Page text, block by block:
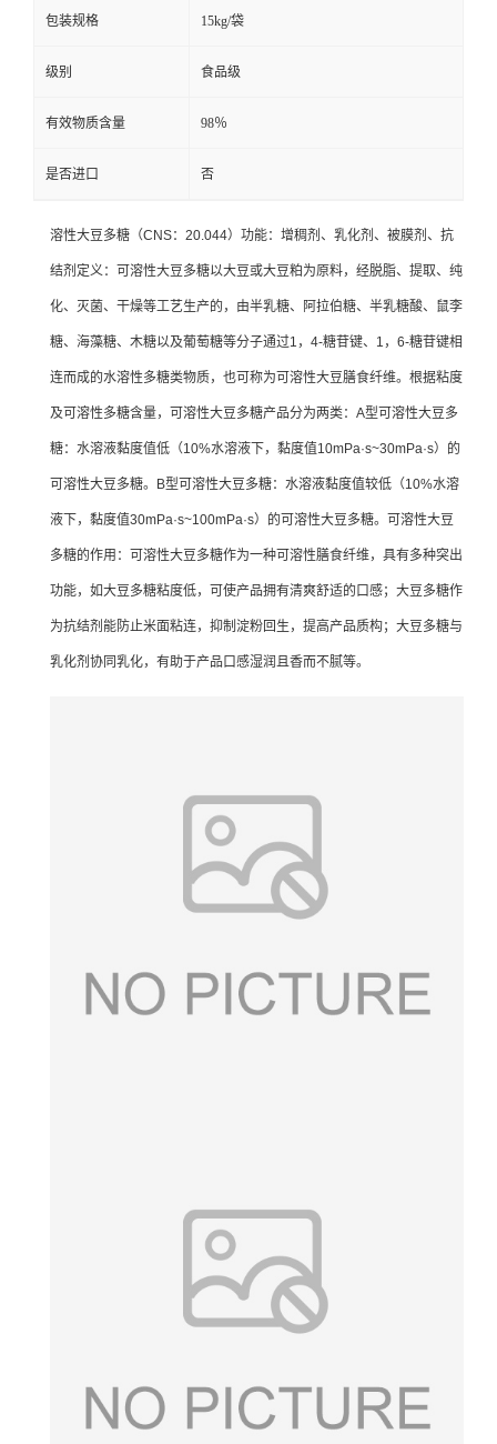
包装规格 15kg/袋
级别 食品级
有效物质含量 98％
是否进口 否
溶性大豆多糖（CNS：20.044）功能：增稠剂、乳化剂、被膜剂、抗
结剂定义：可溶性大豆多糖以大豆或大豆粕为原料，经脱脂、提取、纯
化、灭菌、干燥等工艺生产的，由半乳糖、阿拉伯糖、半乳糖酸、鼠李
糖、海藻糖、木糖以及葡萄糖等分子通过1，4-糖苷键、1，6-糖苷键相
连而成的水溶性多糖类物质，也可称为可溶性大豆膳食纤维。根据粘度
及可溶性多糖含量，可溶性大豆多糖产品分为两类：A型可溶性大豆多
糖：水溶液黏度值低（10%水溶液下，黏度值10mPa·s~30mPa·s）的
可溶性大豆多糖。B型可溶性大豆多糖：水溶液黏度值较低（10%水溶
液下，黏度值30mPa·s~100mPa·s）的可溶性大豆多糖。可溶性大豆
多糖的作用：可溶性大豆多糖作为一种可溶性膳食纤维，具有多种突出
功能，如大豆多糖粘度低，可使产品拥有清爽舒适的口感；大豆多糖作
为抗结剂能防止米面粘连，抑制淀粉回生，提高产品质构；大豆多糖与
乳化剂协同乳化，有助于产品口感湿润且香而不腻等。